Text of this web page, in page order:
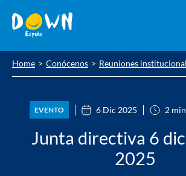
contenido
Home Conócenos Reuniones
EVENTO 6 Dic 2025 2
Junta directiva 6
2025